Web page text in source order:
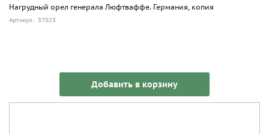
Нагрудный орел генерала Люфтваффе. Германия, копия
Артикул: 37023
Добавить в корзину